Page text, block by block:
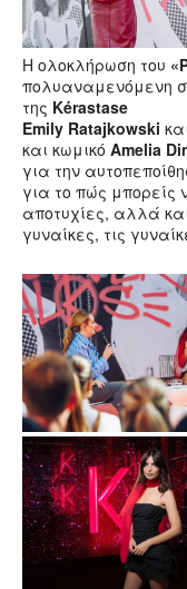
Η ολοκλήρωση του
πολυαναμενόμενη
της Kérastase
Emily Ratajkowski
και κωμικό Amelia
για την
για το πώς μπορείς
αποτυχίες, αλλά
γυναίκες, τις